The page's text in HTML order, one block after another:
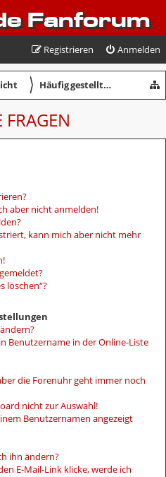
Fanforum
Anmelden
Registrieren
〉 Häufig gestellte Fragen
FRAGEN
aber nicht anmelden!
kann mich aber nicht mehr
löschen“?
Benutzername in der Online-Liste
die Forenuhr geht immer noch
nicht zur Auswahl!
Benutzernamen angezeigt
ihn ändern?
E-Mail-Link klicke, werde ich